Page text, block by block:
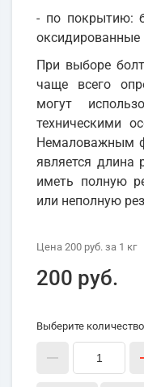
- по покрытию:
оксидированные
При выборе
чаще всего
могут
техническими
Немаловажным
является длина
иметь полную
или неполную
Цена 200 руб. за 1 кг
200 руб.
Выберите количество